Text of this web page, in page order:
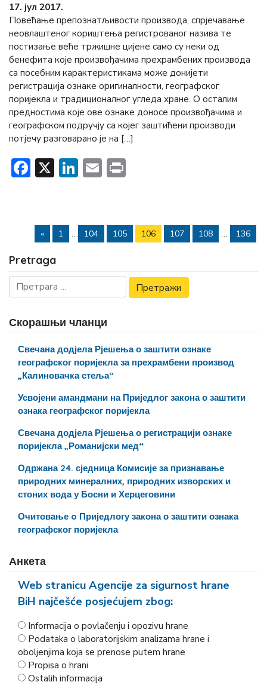
17. јул 2017.
Повећање препознатљивости производа, спрјечавање
неовлаштеног кориштења регистрованог назива те
постизање веће тржишне цијене само су неки од
бенефита које произвођачима прехрамбених производа
са посебним карактеристикама може донијети
регистрација ознаке оригиналности, географског
поријекла и традиционалног угледа хране. О осталим
предностима које ове ознаке доносе произвођачима и
географском подручју са којег заштићени производи
потјечу разговарано је на […]
Facebook
X LinkedIn
Email
« 1 … 104 105 106 107 108 … 136
Pretraga
Скорашњи чланци
Свечана додјела Рјешења о заштити ознаке
географског поријекла за прехрамбени производ
„Калиновачка стеља“
Усвојени амандмани на Приједлог закона о заштити
ознака географског поријекла
Свечана додјела Рјешења о регистрацији ознаке
поријекла „Романијски мед“
Одржана 24. сједница Комисије за признавање
природних минералних, природних изворских и
стоних вода у Босни и Херцеговини
Очитовање o Приједлогу закона о заштити ознака
географског поријекла
Анкета
Web stranicu Agencije za sigurnost hrane
BiH najčešće posjećujem zbog:
Informacija o povlačenju i opozivu hrane
Podataka o laboratorijskim analizama hrane i
oboljenjima koja se prenose putem hrane
Propisa o hrani
Ostalih informacija